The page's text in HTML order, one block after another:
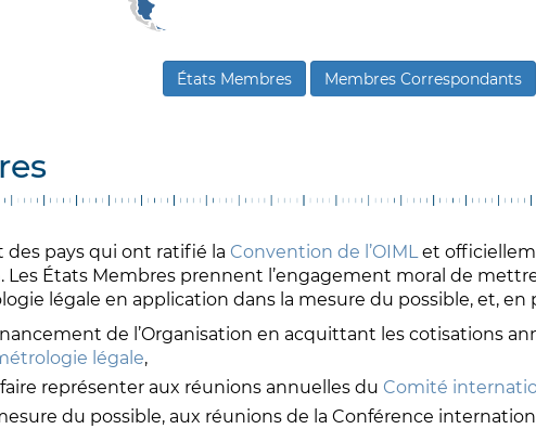
États Membres Membres Correspondants
des pays qui ont ratifié la Convention de l’OIMLet
Les États Membres prennent l’engagement moral de
légale en application dans la mesure du possible, et, en
de l’Organisation en acquittant les cotisations
légale,
faire représenter aux réunions annuelles du Comité
du possible, aux réunions de la Conférence